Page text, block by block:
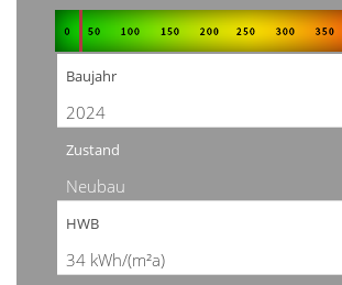
Baujahr
2024
Zustand
Neubau
HWB
34 kWh/(m²a)